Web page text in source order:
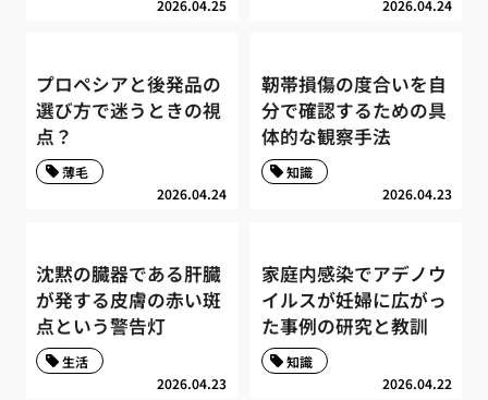
2026.04.25 2026.04.24
プロペシアと後発品の
選び方で迷うときの視
点？
2026.04.24
薄毛
靭帯損傷の度合いを自
分で確認するための具
体的な観察手法
2026.04.23
知識
沈黙の臓器である肝臓
が発する皮膚の赤い斑
点という警告灯
2026.04.23
生活
家庭内感染でアデノウ
イルスが妊婦に広がっ
た事例の研究と教訓
2026.04.22
知識